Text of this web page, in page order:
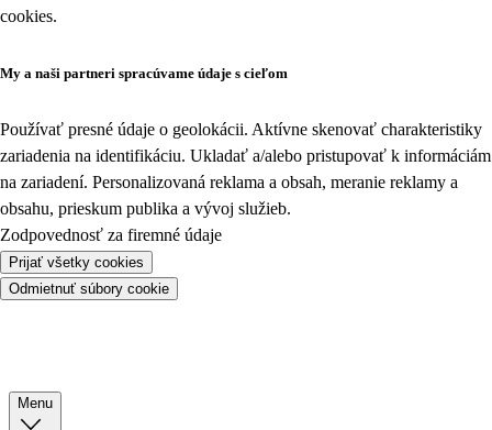
cookies.
My a naši partneri spracúvame údaje s cieľom
Používať presné údaje o geolokácii. Aktívne skenovať charakteristiky
zariadenia na identifikáciu. Ukladať a/alebo pristupovať k informáciám
na zariadení. Personalizovaná reklama a obsah, meranie reklamy a
obsahu, prieskum publika a vývoj služieb.
Zodpovednosť za firemné údaje
Prijať všetky cookies
Odmietnuť súbory cookie
Menu